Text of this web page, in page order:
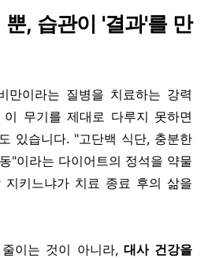
, 습관이 '결과'를 만
만이라는 질병을 치료하는 강력
무기를 제대로 다루지 못하면
있습니다. "고단백 식단, 충분한
"이라는 다이어트의 정석을 약물
키느냐가 치료 종료 후의 삶을
이는 것이 아니라,대사 건강을